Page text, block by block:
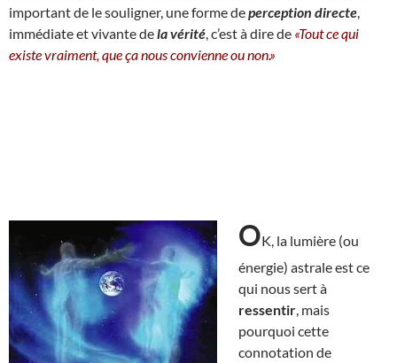
important de le souligner, une forme deperception directe
immédiate et vivante dela vérité , c’est à dire de «Tout ce qui
existe vraiment, que ça nous convienne ou non.»
OK, la lumière (ou
énergie) astrale est ce
qui nous sert à
ressentir , mais
pourquoi cette
connotation de